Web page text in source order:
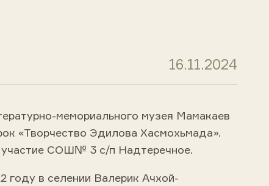
16.11.2024
мемориального музея Мамакаев
«Творчество Эдилова Хасмохьмада».
участие СОШ№ 3 с/п Надтеречное.
году в селении Валерик Ачхой-